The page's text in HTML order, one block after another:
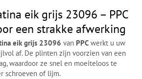
eik grijs 23096 – PPC
een strakke afwerking
eik grijs 23096 van PPC werkt u uw
af. De plinten zijn voorzien van een
waardoor ze snel en moeiteloos te
schroeven of lijm.